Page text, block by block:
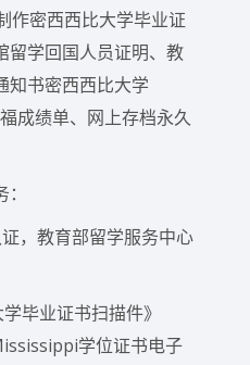
作密西西比大学毕业证
留学回国人员证明、教
知书密西西比大学
成绩单、网上存档永久
，教育部留学服务中心
毕业证书扫描件》
学位证书电子